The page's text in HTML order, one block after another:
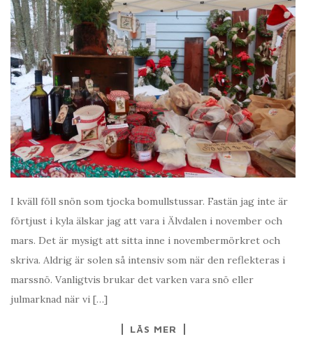
I kväll föll snön som tjocka bomullstussar. Fastän jag inte är
förtjust i kyla älskar jag att vara i Älvdalen i november och
mars. Det är mysigt att sitta inne i novembermörkret och
skriva. Aldrig är solen så intensiv som när den reflekteras i
marssnö. Vanligtvis brukar det varken vara snö eller
julmarknad när vi […]
LÄS MER